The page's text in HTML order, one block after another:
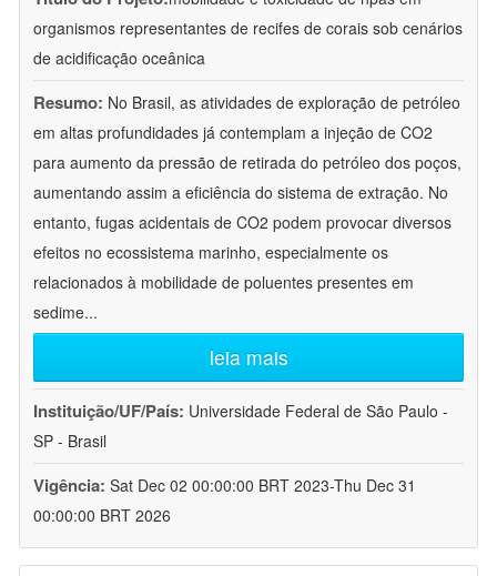
organismos representantes de recifes de corais sob cenários
de acidificação oceânica
Resumo: No Brasil, as atividades de exploração de petróleo
em altas profundidades já contemplam a injeção de CO2
para aumento da pressão de retirada do petróleo dos poços,
aumentando assim a eficiência do sistema de extração. No
entanto, fugas acidentais de CO2 podem provocar diversos
efeitos no ecossistema marinho, especialmente os
relacionados à mobilidade de poluentes presentes em
sedime...
leia mais
Instituição/UF/País: Universidade Federal de São Paulo -
SP - Brasil
Vigência: Sat Dec 02 00:00:00 BRT 2023-Thu Dec 31
00:00:00 BRT 2026